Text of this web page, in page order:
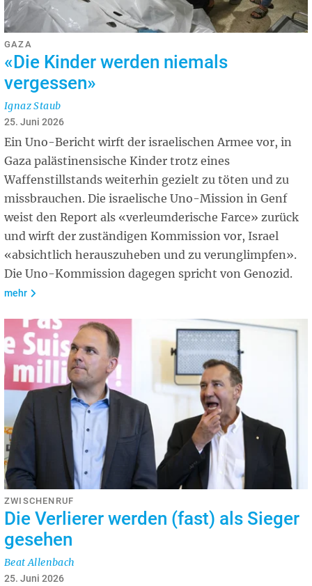
GAZA
«Die Kinder werden niemals
vergessen»
Ignaz Staub
25. Juni 2026
Ein Uno-Bericht wirft der israelischen Armee vor, in
Gaza palästinensische Kinder trotz eines
Waffenstillstands weiterhin gezielt zu töten und zu
missbrauchen. Die israelische Uno-Mission in Genf
weist den Report als «verleumderische Farce» zurück
und wirft der zuständigen Kommission vor, Israel
«absichtlich herauszuheben und zu verunglimpfen».
Die Uno-Kommission dagegen spricht von Genozid.
mehr
ZWISCHENRUF
Die Verlierer werden (fast) als Sieger
gesehen
Beat Allenbach
25. Juni 2026